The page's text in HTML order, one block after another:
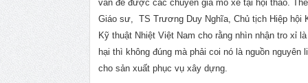
vấn đề được các chuyên gia mổ xẻ tại hội thảo.
Giáo sư, TS Trương Duy Nghĩa, Chủ tịch Hiệp hội
Kỹ thuật Nhiệt Việt Nam cho rằng nhìn nhận tro xỉ
hại thì không đúng mà phải coi nó là nguồn nguyên
cho sản xuất phục vụ xây dựng.